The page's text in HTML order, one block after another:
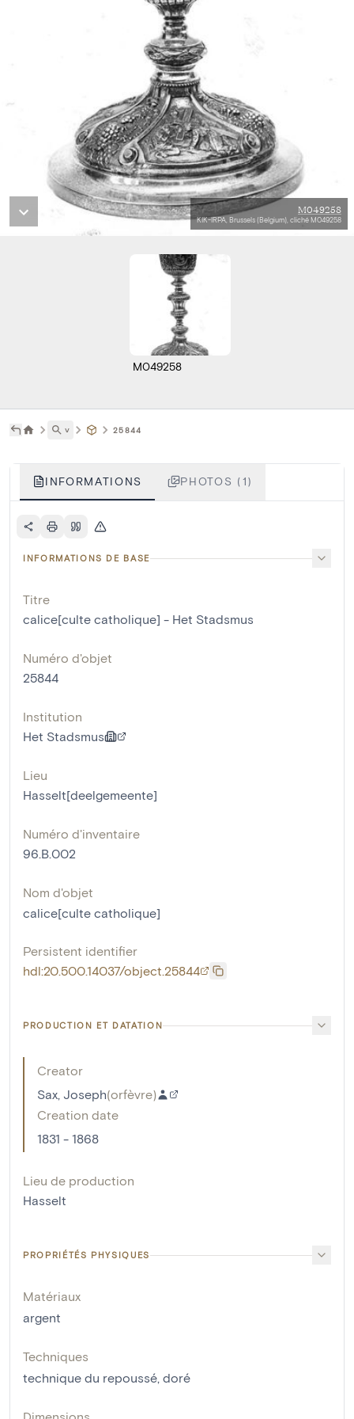
M049258
KIK-IRPA, Brussels (Belgium), cliché M049258
M049258
˅ 25844
INFORMATIONS PHOTOS (1)
INFORMATIONS DE BASE
Titre
calice[culte catholique] - Het Stadsmus
Numéro d'objet
25844
Institution
Het Stadsmus
Lieu
Hasselt[deelgemeente]
Numéro d'inventaire
96.B.002
Nom d'objet
calice[culte catholique]
Persistent identifier
hdl:20.500.14037/object.25844
PRODUCTION ET DATATION
Creator
Sax, Joseph(orfèvre)
Creation date
1831 - 1868
Lieu de production
Hasselt
PROPRIÉTÉS PHYSIQUES
Matériaux
argent
Techniques
technique du repoussé, doré